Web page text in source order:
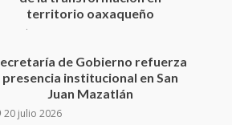
20 julio 2026
Sanciona Municipio de Oaxaca
de Juárez caso de maltrato
animal tras denuncia ciudadana
16 julio 2026